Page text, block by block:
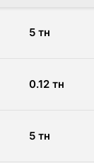
5тн
0.12тн
5тн